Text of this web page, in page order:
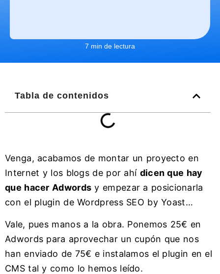
7 min de lectura
Tabla de contenidos
Venga, acabamos de montar un proyecto en
Internet y los blogs de por ahí dicen que hay
que hacer Adwords y empezar a posicionarla
con el plugin de Wordpress SEO by Yoast…
Vale, pues manos a la obra. Ponemos 25€ en
Adwords para aprovechar un cupón que nos
han enviado de 75€ e instalamos el plugin en el
CMS tal y como lo hemos leído.